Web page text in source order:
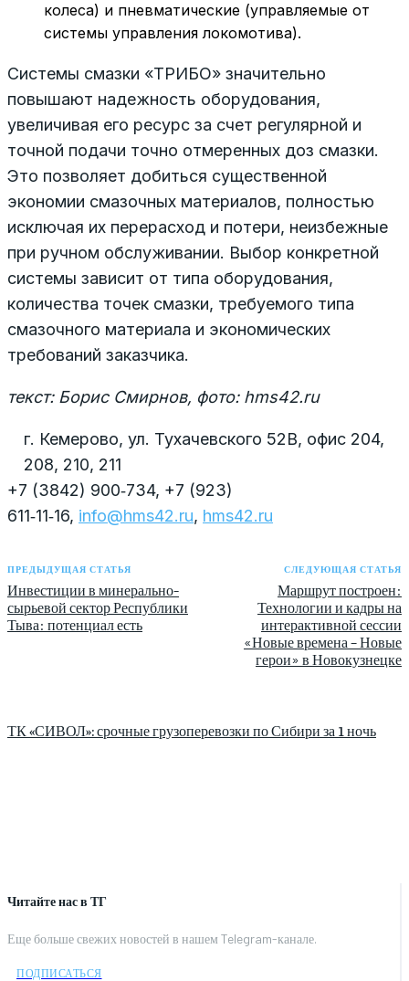
Читайте нас в ТГ
Еще больше свежих новостей в нашем Telegram-канале.
ПОДПИСАТЬСЯ
колеса) и пневматические (управляемые от
системы управления локомотива).
Системы смазки «ТРИБО» значительно
повышают на­дежность оборудования,
увеличивая его ресурс за счет регулярной и
точной подачи точно отмеренных доз смазки.
Это позволяет добиться существенной
экономии смазочных материалов, полностью
исключая их перерасход и потери, неизбежные
при ручном обслуживании. Выбор конкретной
системы зависит от типа оборудования,
количества точек смазки, требуемого типа
смазочного материала и экономических
требований заказчика.
текст: Борис Смирнов, фото: hms42.ru
г. Кемерово, ул. Тухачевского 52В, офис 204,
208, 210, 211
+7 (3842) 900‑734, +7 (923)
611‑11‑16, info@hms42.ru, hms42.ru
ПРЕДЫДУЩАЯ СТАТЬЯ
Инвестиции в минерально-
сырьевой сектор Республики
Тыва: потенциал есть
СЛЕДУЮЩАЯ СТАТЬЯ
Маршрут построен:
Технологии и кадры на
интерактивной сессии
«Новые времена – Новые
герои» в Новокузнецке
ТК «СИВОЛ»: срочные грузоперевозки по Сибири за 1 ночь